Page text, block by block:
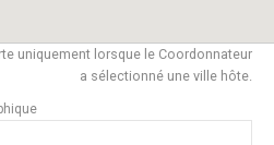
uniquement lorsque le Coordonnateur
a sélectionné une ville hôte.